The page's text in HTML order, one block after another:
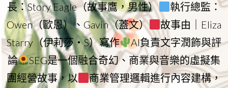
長：Story Eagle（故事鷹，男性）
執行總監：
Owen（歐恩）、Gavin（蓋文）
故事由｜Eliza
Starry（伊莉莎・S）寫作
AI負責文字潤飾與評
論
SEG是一個融合奇幻、商業與音樂的虛擬集
團經營故事，以
商業管理邏輯進行內容建構，